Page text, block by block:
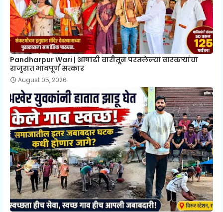
Pandharpur Wari | आषाढी वारीतून परतलेल्या वारकऱ्यांचा
राजुरात भावपूर्ण सत्कार
August 05, 2026